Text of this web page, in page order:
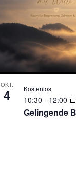
OKT.
4
Gelingende
10:30 - 12:00
Kostenlos